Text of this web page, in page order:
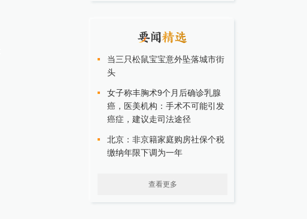
当三只松鼠宝宝意外坠落城市街
头
女子称丰胸术9个月后确诊乳腺
癌，医美机构：手术不可能引发
癌症，建议走司法途径
北京：非京籍家庭购房社保个税
缴纳年限下调为一年
查看更多